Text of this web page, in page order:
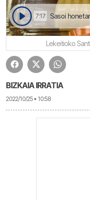
7:17 Sasoi honetan
Lekeitioko
BIZKAIA IRRATIA
2022/10/25 • 10:58